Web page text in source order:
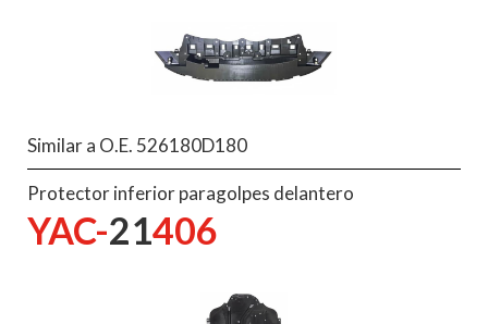
Similar a O.E. 526180D180
Protector inferior paragolpes delantero
YAC-21406